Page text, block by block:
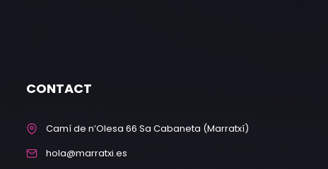
CONTACT
Camí de n’Olesa 66 Sa Cabaneta (Marratxí)
hola@marratxi.es